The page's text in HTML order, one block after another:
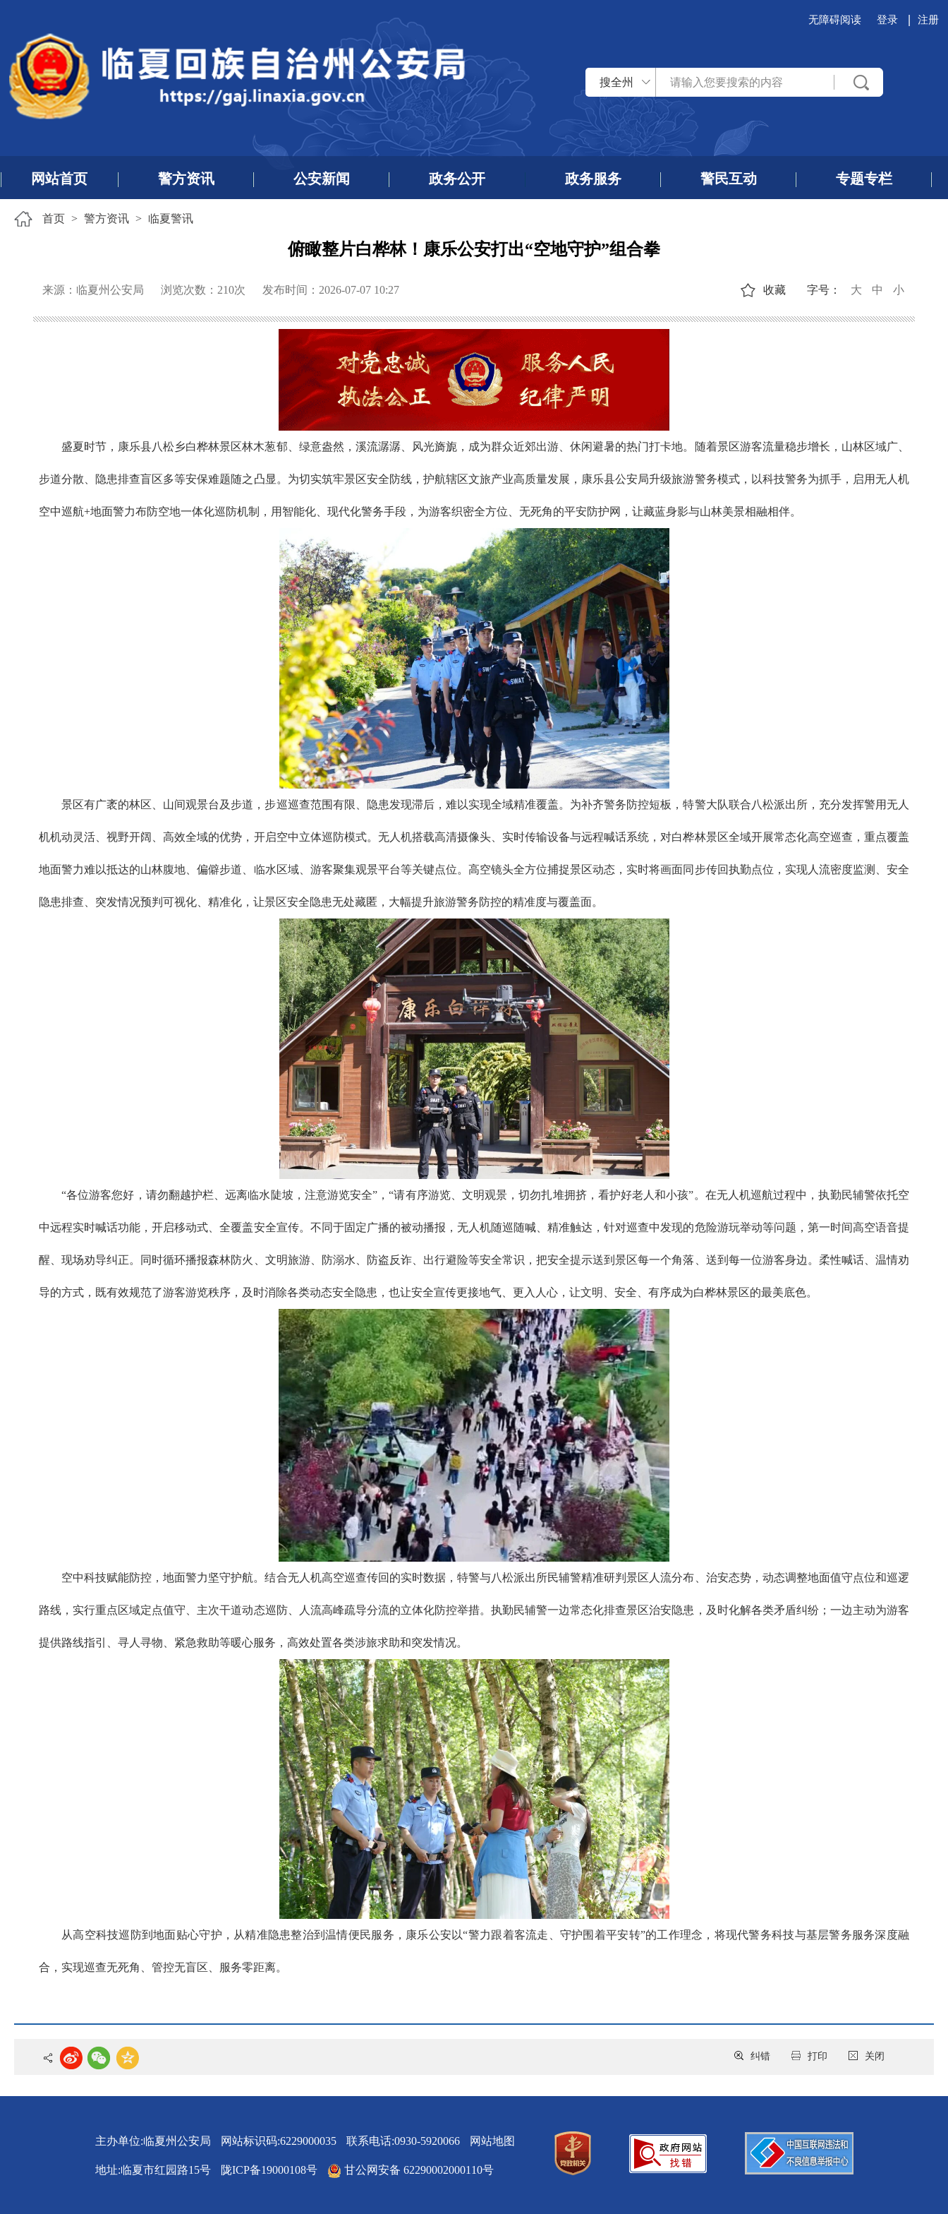
无障碍阅读 登录 注册
搜全州
网站首页 警方资讯 公安新闻 政务公开 政务服务 警民互动 专题专栏
首页 > 警方资讯 > 临夏警讯
俯瞰整片白桦林！康乐公安打出“空地守护”组合拳
来源：临夏州公安局 浏览次数： 210次 发布时间：2026-07-07 10:27 字号： 大 中 小
收藏
盛夏时节，康乐县八松乡白桦林景区林木葱郁、绿意盎然，溪流潺潺、风光旖旎，成为群众近郊出游、休闲避暑的热门打卡地。随着景区游客流量稳步增长，山林区域广、
步道分散、隐患排查盲区多等安保难题随之凸显。为切实筑牢景区安全防线，护航辖区文旅产业高质量发展，康乐县公安局升级旅游警务模式，以科技警务为抓手，启用无人机
空中巡航+地面警力布防空地一体化巡防机制，用智能化、现代化警务手段，为游客织密全方位、无死角的平安防护网，让藏蓝身影与山林美景相融相伴。
景区有广袤的林区、山间观景台及步道，步巡巡查范围有限、隐患发现滞后，难以实现全域精准覆盖。为补齐警务防控短板，特警大队联合八松派出所，充分发挥警用无人
机机动灵活、视野开阔、高效全域的优势，开启空中立体巡防模式。无人机搭载高清摄像头、实时传输设备与远程喊话系统，对白桦林景区全域开展常态化高空巡查，重点覆盖
地面警力难以抵达的山林腹地、偏僻步道、临水区域、游客聚集观景平台等关键点位。高空镜头全方位捕捉景区动态，实时将画面同步传回执勤点位，实现人流密度监测、安全
隐患排查、突发情况预判可视化、精准化，让景区安全隐患无处藏匿，大幅提升旅游警务防控的精准度与覆盖面。
“各位游客您好，请勿翻越护栏、远离临水陡坡，注意游览安全”，“请有序游览、文明观景，切勿扎堆拥挤，看护好老人和小孩”。在无人机巡航过程中，执勤民辅警依托空
中远程实时喊话功能，开启移动式、全覆盖安全宣传。不同于固定广播的被动播报，无人机随巡随喊、精准触达，针对巡查中发现的危险游玩举动等问题，第一时间高空语音提
醒、现场劝导纠正。同时循环播报森林防火、文明旅游、防溺水、防盗反诈、出行避险等安全常识，把安全提示送到景区每一个角落、送到每一位游客身边。柔性喊话、温情劝
导的方式，既有效规范了游客游览秩序，及时消除各类动态安全隐患，也让安全宣传更接地气、更入人心，让文明、安全、有序成为白桦林景区的最美底色。
空中科技赋能防控，地面警力坚守护航。结合无人机高空巡查传回的实时数据，特警与八松派出所民辅警精准研判景区人流分布、治安态势，动态调整地面值守点位和巡逻
路线，实行重点区域定点值守、主次干道动态巡防、人流高峰疏导分流的立体化防控举措。执勤民辅警一边常态化排查景区治安隐患，及时化解各类矛盾纠纷；一边主动为游客
提供路线指引、寻人寻物、紧急救助等暖心服务，高效处置各类涉旅求助和突发情况。
从高空科技巡防到地面贴心守护，从精准隐患整治到温情便民服务，康乐公安以“警力跟着客流走、守护围着平安转”的工作理念，将现代警务科技与基层警务服务深度融
合，实现巡查无死角、管控无盲区、服务零距离。
关闭
打印
纠错
主办单位:临夏州公安局 网站标识码:6229000035 联系电话:0930-5920066 网站地图
地址:临夏市红园路15号 陇ICP备19000108号 甘公网安备 62290002000110号